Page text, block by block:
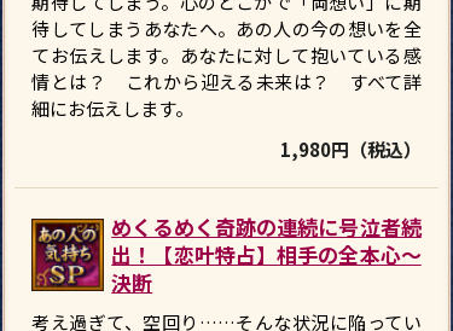
待してしまうあなたへ。あの人の今の想いを全
てお伝えします。あなたに対して抱いている感
情とは？ これから迎える未来は？ すべて詳
細にお伝えします。
1,980円（税込）
めくるめく奇跡の連続に号泣者続
出！【恋叶特占】相手の全本心〜
決断
考え過ぎて、空回り……そんな状況に陥ってい